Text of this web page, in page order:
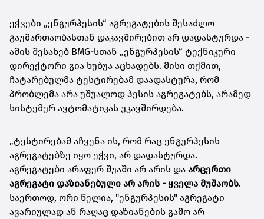
ეჭვები „ენგურჰესის“ აგრეგატების შესაძლო
გაუმართაობასთან დაკავშირებით არ დადასტურდა -
ამის შესახებ BMG-სთან „ენგურჰესის“ ტექნიკური
დირექტორი გია ხუბუა აცხადებს. მისი თქმით,
ჩატარებულმა ტესტირებამ დაადასტურა, რომ
პრობლემა არა უშუალოდ ჰესის აგრეგატებს, არამედ
სისტემურ ავტომატიკას უკავშირდება.
„ტესტირებამ აჩვენა ის, რომ რაც ენგურჰესის
აგრეგატებზე იყო ეჭვი, არ დადასტურდა.
აგრეგატები არაფერ შუაში არ არის და არცერთი
აგრეგატი დაზიანებული არ არის - ყველა მუშაობს.
საერთოდ, ორი წელია, "ენგურჰესის" აგრეგატი
ავარიულად ან რაღაც დაზიანების გამო არ